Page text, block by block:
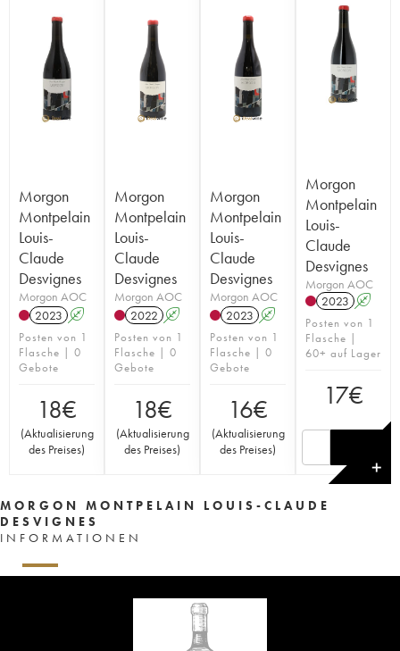
Morgon
Montpelain
Louis-
Claude
Desvignes
Morgon AOC
2023 A
Posten von 1
Flasche | 0
Gebote
18€
(Aktualisierung
des Preises)
Morgon
Montpelain
Louis-
Claude
Desvignes
Morgon AOC
2022 A
Posten von 1
Flasche | 0
Gebote
18€
(Aktualisierung
des Preises)
Morgon
Montpelain
Louis-
Claude
Desvignes
Morgon AOC
2023 A
Posten von 1
Flasche | 0
Gebote
16€
(Aktualisierung
des Preises)
Morgon
Montpelain
Louis-
Claude
Desvignes
Morgon AOC
2023 A
Posten von 1
Flasche |
60+ auf Lager
17€
✕
MORGON MONTPELAIN LOUIS-CLAUDE
DESVIGNES
INFORMATIONEN